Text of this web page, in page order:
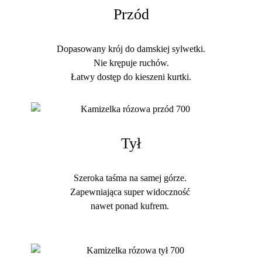
Przód
Dopasowany krój do damskiej sylwetki.
Nie krępuje ruchów.
Łatwy dostęp do kieszeni kurtki.
Tył
Szeroka taśma na samej górze.
Zapewniająca super widoczność
nawet ponad kufrem.